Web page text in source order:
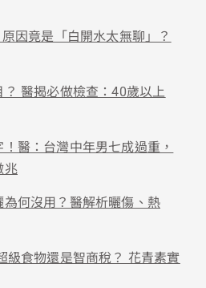
因竟是「白開水太無聊」？
醫揭必做檢查：40歲以上
醫：台灣中年男七成過重，
兆
何沒用？醫解析曬傷、熱
級食物還是智商稅？ 花青素實